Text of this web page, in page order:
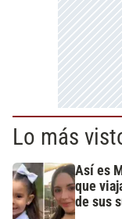
Lo más
Así es
que
de sus